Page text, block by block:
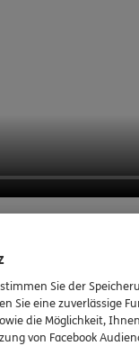
Das
Sie der
Sie eine zuverlässige
die Möglichkeit,
von Facebook